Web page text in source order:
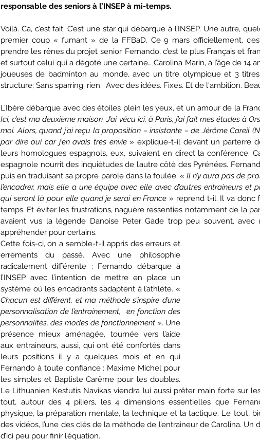
responsable des seniors à l’INSEP à mi-temps.
Voilà. Ca, c’est fait. C’est une star qui débarque à l’INSEP. Une autre,
premier coup « fumant » de la FFBaD. Ce 9 mars officiellement,
prendre les rênes du projet senior. Fernando, c’est le plus Français et
et surtout celui qui a dégoté une certaine… Carolina Marin, à l’âge de 14
joueuses de badminton au monde, avec un titre olympique et 3
structure; Sans sparring. rien.  Avec des idées. Fixes. Et de l'ambition.
Ici, c’est ma deuxième maison. J’ai vécu ici, à Paris, j’ai fait mes études à
moi. Alors, quand j’ai reçu la proposition – insistante – de Jérôme Careil
par dire oui car j’en avais très envie » explique-t-il devant un parterre
leurs homologues espagnols, eux, suivaient en direct la conférence.
espagnole nourrit des inquiétudes de l’autre côté des Pyrénées.
puis en traduisant sa propre parole dans la foulée. « Il n’y aura pas de
l’encadrer, mais elle a une équipe avec elle avec d’autres entraineurs et
qui seront là pour elle quand je serai en France » reprend t-il. Il va donc
temps. Et éviter les frustrations, naguère ressenties notamment de la
avaient vus la légende Danoise Peter Gade trop peu souvent, avec
appréhender pour certains.
Cette fois-ci, on a semble-t-il appris des erreurs et
errements du passé. Avec une philosophie
radicalement différente : Fernando débarque à
l’INSEP avec l’intention de mettre en place un
Chacun est différent, et ma méthode s’inspire d’une
personnalisation de l’entrainement,  en fonction des
personnalités, des modes de fonctionnement ». Une
présence mieux aménagée, tournée vers l’aide
aux entraineurs, aussi, qui ont été confortés dans
leurs positions il y a quelques mois et en qui
Fernando à toute confiance : Maxime Michel pour
les simples et Baptiste Carême pour les doubles.
Le Lithuanien Kestutis Navikas viendra lui aussi prêter main forte sur
tout, autour des 4 piliers, les 4 dimensions essentielles que
physique, la préparation mentale, la technique et la tactique. Le tout,
des vidéos, l’une des clés de la méthode de l’entraineur de Carolina. Un
d’ici peu pour finir l’équation.